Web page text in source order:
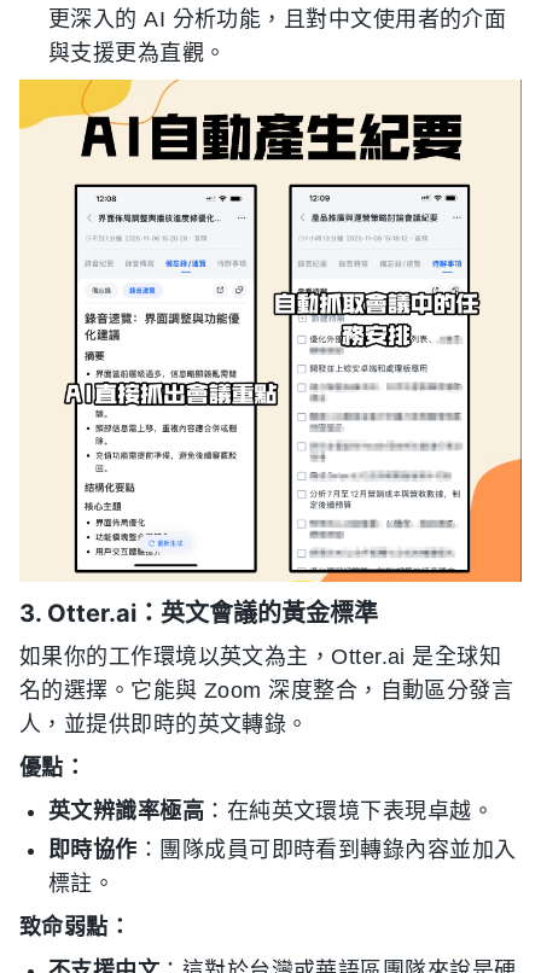
更深入的 AI 分析功能，且對中文使用者的介面
與支援更為直觀。
3. Otter.ai：英文會議的黃金標準
如果你的工作環境以英文為主，Otter.ai 是全球知
名的選擇。它能與 Zoom 深度整合，自動區分發言
人，並提供即時的英文轉錄。
優點：
英文辨識率極高 ：在純英文環境下表現卓越。
即時協作 ：團隊成員可即時看到轉錄內容並加入
標註。
致命弱點：